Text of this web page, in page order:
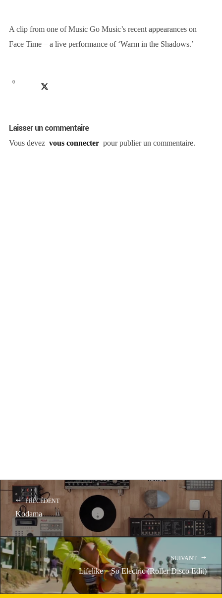
A clip from one of Music Go Music’s recent appearances on
Face Time – a live performance of ‘Warm in the Shadows.’
0
Laisser un commentaire
Vous devez vous connecter pour publier un commentaire.
PRÉCÉDENT
Kodama
SUIVANT
Lifelike – So Electric (Roller Disco Edit)